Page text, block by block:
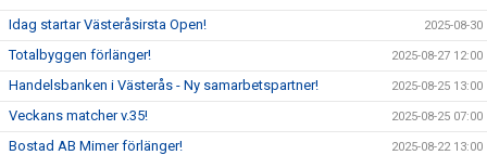
Idag startar Västeråsirsta Open! 2025-08-30
Totalbyggen förlänger! 2025-08-27 12:00
Handelsbanken i Västerås - Ny samarbetspartner! 2025-08-25 13:00
Veckans matcher v.35! 2025-08-25 07:00
Bostad AB Mimer förlänger! 2025-08-22 13:00